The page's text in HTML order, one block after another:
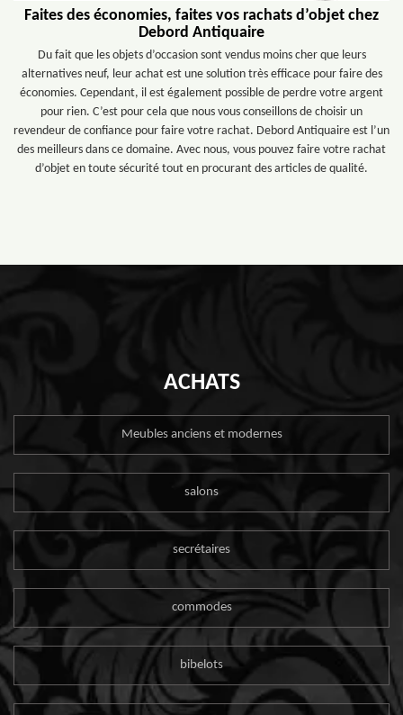
Faites des économies, faites vos rachats d’objet chez
Debord Antiquaire
Du fait que les objets d’occasion sont vendus moins cher que leurs
alternatives neuf, leur achat est une solution très efficace pour faire des
économies. Cependant, il est également possible de perdre votre argent
pour rien. C’est pour cela que nous vous conseillons de choisir un
revendeur de confiance pour faire votre rachat. Debord Antiquaire est l’un
des meilleurs dans ce domaine. Avec nous, vous pouvez faire votre rachat
d’objet en toute sécurité tout en procurant des articles de qualité.
ACHATS
Meubles anciens et modernes
salons
secrétaires
commodes
bibelots